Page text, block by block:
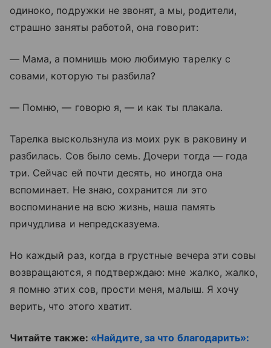
одиноко, подружки не звонят, а мы, родители,
страшно заняты работой, она говорит:
— Мама, а помнишь мою любимую тарелку с
совами, которую ты разбила?
— Помню, — говорю я, — и как ты плакала.
Тарелка выскользнула из моих рук в раковину и
разбилась. Сов было семь. Дочери тогда — года
три. Сейчас ей почти десять, но иногда она
вспоминает. Не знаю, сохранится ли это
воспоминание на всю жизнь, наша память
причудлива и непредсказуема.
Но каждый раз, когда в грустные вечера эти совы
возвращаются, я подтверждаю: мне жалко, жалко,
я помню этих сов, прости меня, малыш. Я хочу
верить, что этого хватит.
Читайте также: «Найдите, за что благодарить»: